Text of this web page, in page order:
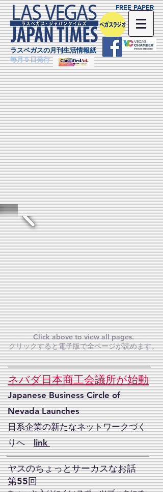
ラスベガスの月刊生活情報紙
毎月５日発行
FREE PAPER
Click above to view all pages.
クリックすると電子版で全ページが読めます。
ネバダ日本商工会議所が始動
Japanese Business Circle of
Nevada Launches
​日系企業の新たなネットワークづく
りへlink
ヤスのちょっとサーカスなお話
第55回